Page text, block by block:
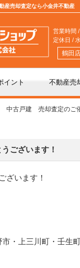
産売却査定なら小金井不動産
営業時間
定休日 /
鶴田
イント 不動産売
不動産
相続相談
中古戸建 売却査定のご
ございます！
ざいます！
・上三川町・壬生町